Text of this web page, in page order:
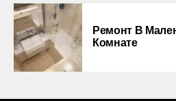
Ремонт В
Комнате